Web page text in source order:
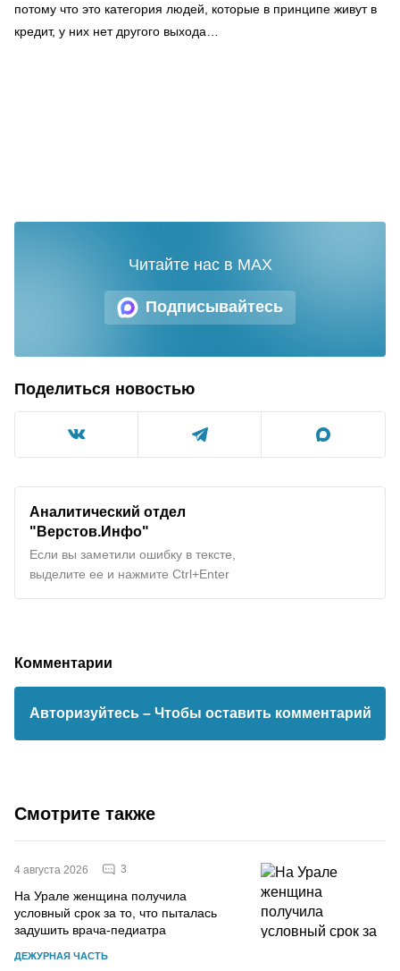
потому что это категория людей, которые в принципе живут в
кредит, у них нет другого выхода…
Подписывайтесь
Читайте нас в MAX
Поделиться новостью
Аналитический отдел
"Верстов.Инфо"
Если вы заметили ошибку в тексте,
выделите ее и нажмите Ctrl+Enter
Комментарии
Авторизуйтесь – Чтобы оставить комментарий
Смотрите также
4 августа 2026 3
На Урале женщина получила
условный срок за то, что пыталась
задушить врача-педиатра
ДЕЖУРНАЯ ЧАСТЬ